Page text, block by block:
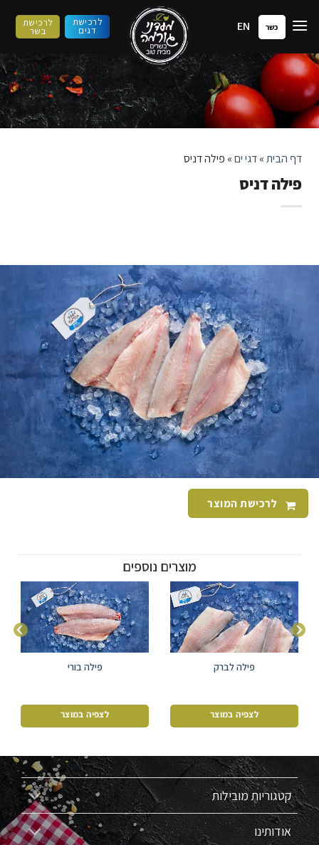
לתוכן
כשר EN לרכישת
דגים
לרכישת
בשר
דף הבית»דגי ים» פילה דניס
פילה דניס
לרכישת המוצר
מוצרים נוספים
פילה לברק
לצפיה במוצר
פילה בורי
לצפיה במוצר
קטגוריות מובילות
אודותינו